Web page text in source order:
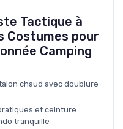
Tactique à
Costumes pour
Camping
chaud avec doublure
et ceinture
tranquille